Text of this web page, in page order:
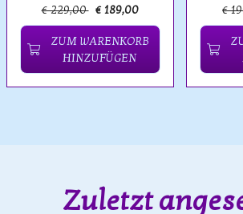
€ 229,00 € 189,00
ZUM WARENKORB
HINZUFÜGEN
€
Zuletzt